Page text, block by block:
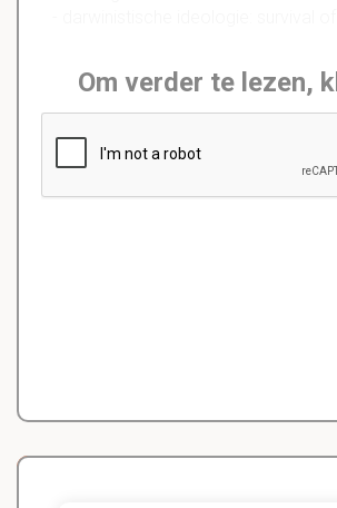
Om verder te lezen,